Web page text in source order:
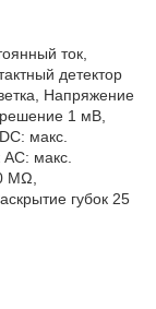
ток,
детектор
Напряжение
1 мВ,
макс.
макс.
MΩ,
губок 25